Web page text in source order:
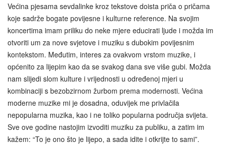
Većina pjesama sevdalinke kroz tekstove doista priča o pričama
koje sadrže bogate povijesne i kulturne reference. Na svojim
koncertima imam priliku do neke mjere educirati ljude i možda im
otvoriti um za nove svjetove i muziku s dubokim povijesnim
kontekstom. Međutim, interes za ovakvom vrstom muzike, i
općenito za lijepim kao da se svakog dana sve više gubi. Možda
nam slijedi slom kulture i vrijednosti u određenoj mjeri u
kombinaciji s bezobzirnom žurbom prema modernosti. Većina
moderne muzike mi je dosadna, oduvijek me privlačila
nepopularna muzika, kao i ne toliko popularna područja svijeta.
Sve ove godine nastojim izvoditi muziku za publiku, a zatim im
kažem: “To je ono što je lijepo, a sada idite i otkrijte to sami”.